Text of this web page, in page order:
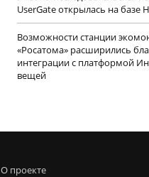
UserGate открылась на базе
Возможности станции
«Росатома» расширились
интеграции с платформой
вещей
О проекте